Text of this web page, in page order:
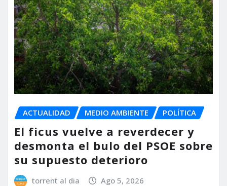
ACTUALIDAD MEDIO AMBIENTE POLÍTICA
El ficus vuelve a reverdecer y
desmonta el bulo del PSOE sobre
su supuesto deterioro
torrent al dia Ago 5, 2026